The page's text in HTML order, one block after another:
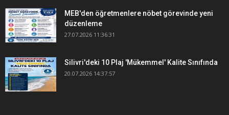
MEB'den öğretmenlere nöbet görevinde yeni
düzenleme
27.07.2026 11:36:31
Silivri'deki 10 Plaj 'Mükemmel' Kalite Sınıfında
20.07.2026 14:37:57